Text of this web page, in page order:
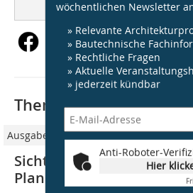
wöchentlichen Newsletter
» Relevante
» Bautechnische
» Rechtliche Fragen
» Aktuelle
» jederzeit kündbar
Anti-Roboter-
Hier
Thematisch passende
Ausgabe 02/2018
Sichtbeton: Im
Planung und Ausführung